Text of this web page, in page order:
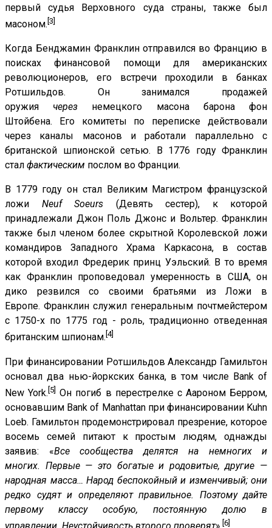
первый судья Верховного суда страны, также был
масоном. [3]
Когда Бенджамин Франклин отправился во Францию ​​в
поисках финансовой помощи для американских
революционеров, его встречи проходили в банках
Ротшильдов. Он занимался продажей
оружия через немецкого масона барона фон
Штойбена. Его комитеты по переписке действовали
через каналы масонов и работали параллельно с
британской шпионской сетью. В 1776 году Франклин
стал фактическим послом во Франции.
В 1779 году он стал Великим Магистром французской
ложи Neuf Soeurs (Девять сестер), к которой
принадлежали Джон Поль Джонс и Вольтер. Франклин
также был членом более скрытной Королевской ложи
командиров Западного Храма Каркасона, в состав
которой входил Фредерик принц Уэльский. В то время
как Франклин проповедовал умеренность в США, он
дико резвился со своими братьями из Ложи в
Европе. Франклин служил генеральным почтмейстером
с 1750-х по 1775 год - роль, традиционно отведенная
британским шпионам. [4]
При финансировании Ротшильдов Александр Гамильтон
основал два нью-йоркских банка, в том числе Bank of
New York. [5] Он погиб в перестрелке с Аароном Берром,
основавшим Bank of Manhattan при финансировании Kuhn
Loeb. Гамильтон продемонстрировал презрение, которое
восемь семей питают к простым людям, однажды
заявив: «Все сообщества делятся на немногих и
многих. Первые — это богатые и родовитые, другие —
народная масса… Народ беспокойный и изменчивый; они
редко судят и определяют правильное. Поэтому дайте
первому классу особую, постоянную долю в
[6]